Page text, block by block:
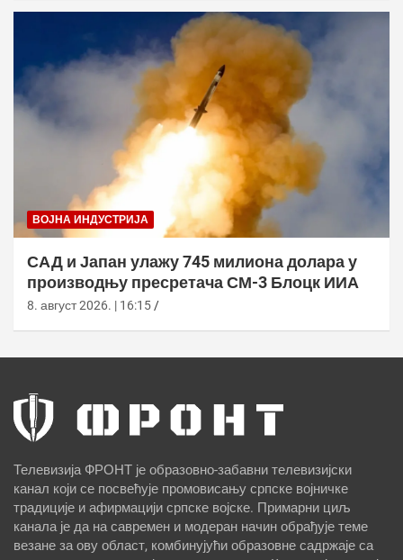
ВОЈНА ИНДУСТРИЈА
САД и Јапан улажу 745 милиона долара у
производњу пресретача СМ-3 Блоцк ИИА
8. август 2026. | 16:15
Телевизија ФРОНТ је образовно-забавни телевизијски
канал који се посвећује промовисању српске војничке
традиције и афирмацији српске војске. Примарни циљ
канала је да на савремен и модеран начин обрађује теме
везане за ову област, комбинујући образовне садржаје са